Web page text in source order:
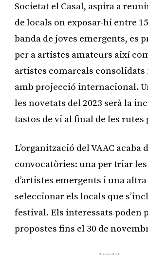
Societat el Casal, aspira a
de locals on exposar-hi entre
banda de joves emergents, es
per a artistes amateurs així
artistes comarcals consolidats
amb projecció internacional.
les novetats del 2023 serà la
tastos de vi al final de les rutes
L’organització del VAAC acaba
convocatòries: una per triar
d’artistes emergents i una
seleccionar els locals que
festival. Els interessats poden
propostes fins el 30 de